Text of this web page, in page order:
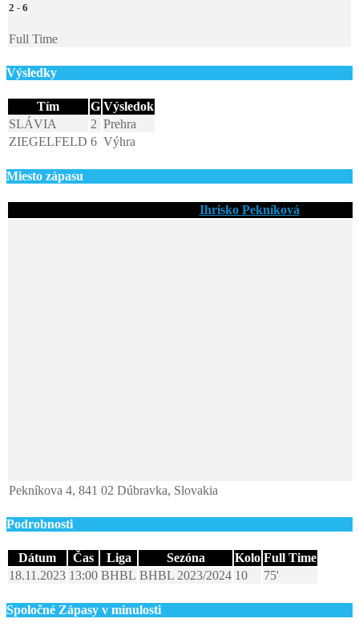
2 - 6
Full Time
Výsledky
Tím G Výsledok
SLÁVIA
2 Prehra
ZIEGELFELD 6 Výhra
Miesto zápasu
Ihrisko Pekníková
Pekníkova 4, 841 02 Dúbravka, Slovakia
Podrobnosti
Dátum Čas Liga Sezóna Kolo Full Time
18.11.2023 13:00 BHBL BHBL 2023/2024 10 75'
Spoločné Zápasy v minulosti